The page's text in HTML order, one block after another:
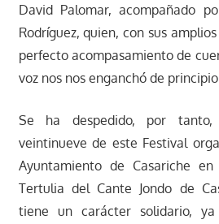
David Palomar, acompañado
Rodríguez, quien, con sus
perfecto acompasamiento de
voz nos nos enganchó de principio
Se ha despedido, por
veintinueve de este Festival
Ayuntamiento de Casariche
Tertulia del Cante Jondo de
tiene un carácter solidario,